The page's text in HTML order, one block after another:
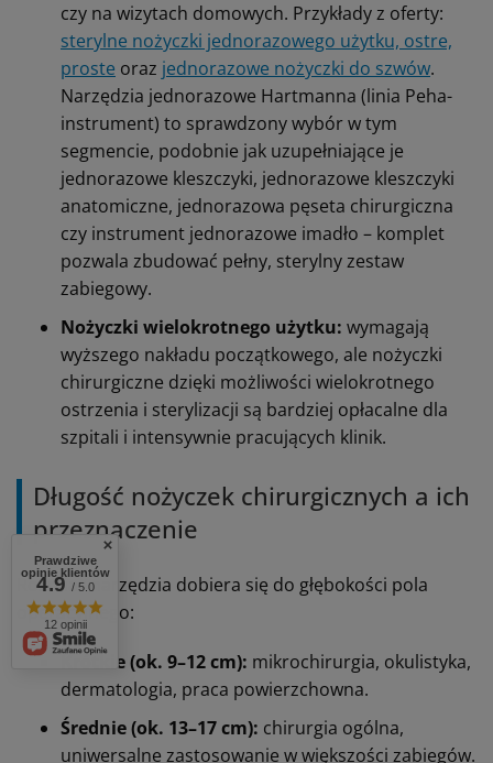
czy na wizytach domowych. Przykłady z oferty:
sterylne nożyczki jednorazowego użytku, ostre,
proste oraz jednorazowe nożyczki do szwów.
Narzędzia jednorazowe Hartmanna (linia Peha-
instrument) to sprawdzony wybór w tym
segmencie, podobnie jak uzupełniające je
jednorazowe kleszczyki, jednorazowe kleszczyki
anatomiczne, jednorazowa pęseta chirurgiczna
czy instrument jednorazowe imadło – komplet
pozwala zbudować pełny, sterylny zestaw
zabiegowy.
Nożyczki wielokrotnego użytku: wymagają
wyższego nakładu początkowego, ale nożyczki
chirurgiczne dzięki możliwości wielokrotnego
ostrzenia i sterylizacji są bardziej opłacalne dla
szpitali i intensywnie pracujących klinik.
Długość nożyczek chirurgicznych a ich
przeznaczenie
Rozmiar narzędzia dobiera się do głębokości pola
operacyjnego:
Krótkie (ok. 9–12 cm): mikrochirurgia, okulistyka,
dermatologia, praca powierzchowna.
Średnie (ok. 13–17 cm): chirurgia ogólna,
uniwersalne zastosowanie w większości zabiegów.
Prawdziwe
opinie klientów
4.9/ 5.0
12 opinii